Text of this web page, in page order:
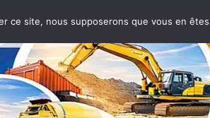
ce site, nous supposerons que vous en